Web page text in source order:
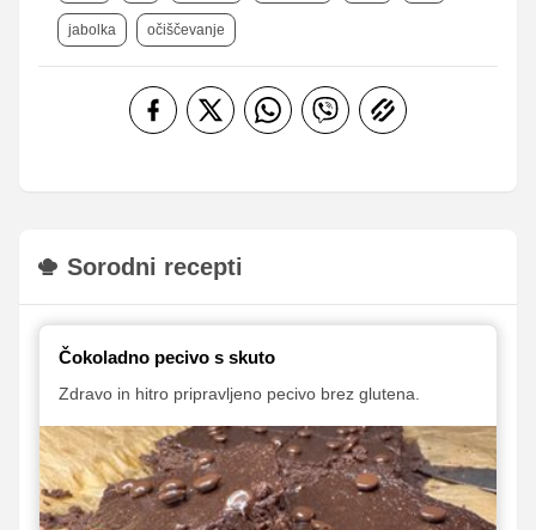
jabolka očiščevanje
Sorodni recepti
Čokoladno pecivo s skuto
Zdravo in hitro pripravljeno pecivo brez glutena.